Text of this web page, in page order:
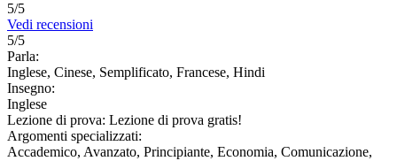
5/5
Vedi recensioni
5/5
Parla:
Inglese, Cinese, Semplificato, Francese, Hindi
Insegno:
Inglese
Lezione di prova: Lezione di prova gratis!
Argomenti specializzati:
Accademico, Avanzato, Principiante, Economia, Comunicazione,